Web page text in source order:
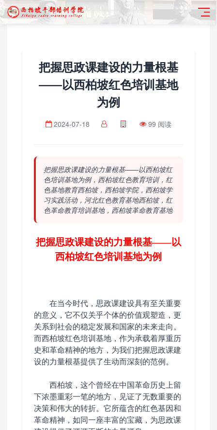
把握思政课建设的力量根基
——以西柏坡红色培训基地
为例
2024-07-18 99 阅读
把握思政课建设的力量根基——以西柏坡红
色培训基地为例，西柏坡红色教育培训，红
色基地教育西柏坡，西柏坡学院，西柏坡学
习实践活动，河北红色教育基地西柏坡，红
色革命教育培训基地，西柏坡革命教育基地
把握思政课建设的力量根基——以
西柏坡红色培训基地为例
在当今时代，思政课建设具有至关重要
的意义，它不仅关乎个体的价值观塑造，更
关系到社会的稳定发展和国家的未来走向。
而西柏坡红色培训基地，作为承载着厚重历
史和革命精神的地方，为我们把握思政课建
设的力量根基提供了生动而深刻的范例。
西柏坡，这个曾经在中国革命历史上留
下浓墨重彩一笔的地方，见证了无数重要的
决策和伟大的转折。它所蕴含的红色基因和
革命精神，如同一座丰富的宝藏，为思政课